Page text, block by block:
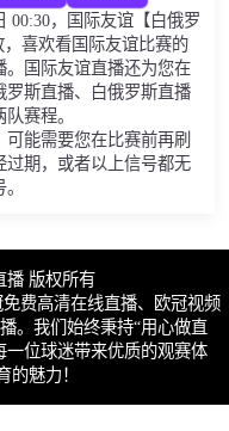
00:30，国际友谊【白俄罗
喜欢看国际友谊比赛的
。国际友谊直播还为您在
斯直播、白俄罗斯直播
赛程。
可能需要您在比赛前再刷
期，或者以上信号都无
播 版权所有
费高清在线直播、欧冠视频
。我们始终秉持“用心做直
一位球迷带来优质的观赛体
的魅力！